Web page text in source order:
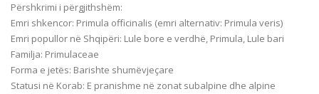
Përshkrimi i përgjithshëm:
Emri shkencor: Primula officinalis (emri alternativ: Primula veris)
Emri popullor në Shqipëri: Lule bore e verdhë, Primula, Lule bari
Familja: Primulaceae
Forma e jetës: Barishte shumëvjeçare
Statusi në Korab: E pranishme në zonat subalpine dhe alpine